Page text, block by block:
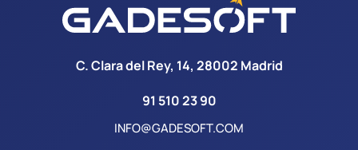
C. Clara del Rey, 14, 28002 Madrid
91 510 23 90
INFO@GADESOFT.COM